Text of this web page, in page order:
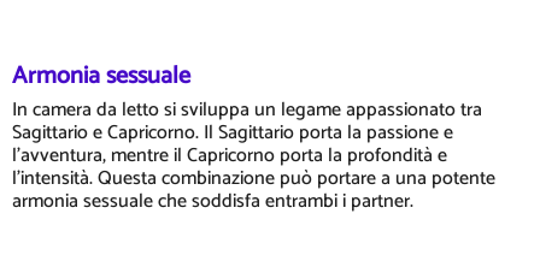
Armonia sessuale
In camera da letto si sviluppa un legame appassionato tra
Sagittario e Capricorno. Il Sagittario porta la passione e
l'avventura, mentre il Capricorno porta la profondità e
l'intensità. Questa combinazione può portare a una potente
armonia sessuale che soddisfa entrambi i partner.